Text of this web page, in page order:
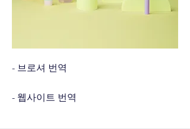
- 브로셔 번역
- 웹사이트 번역